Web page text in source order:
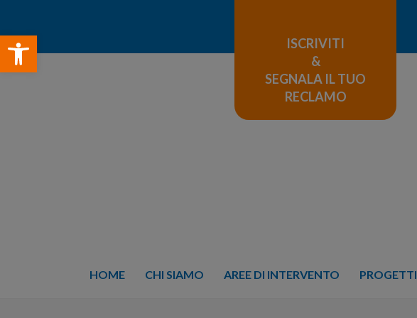
Open toolbar
ISCRIVITI
&
SEGNALA IL TUO
RECLAMO
HOME CHI SIAMO AREE DI INTERVENTO PROGETTI